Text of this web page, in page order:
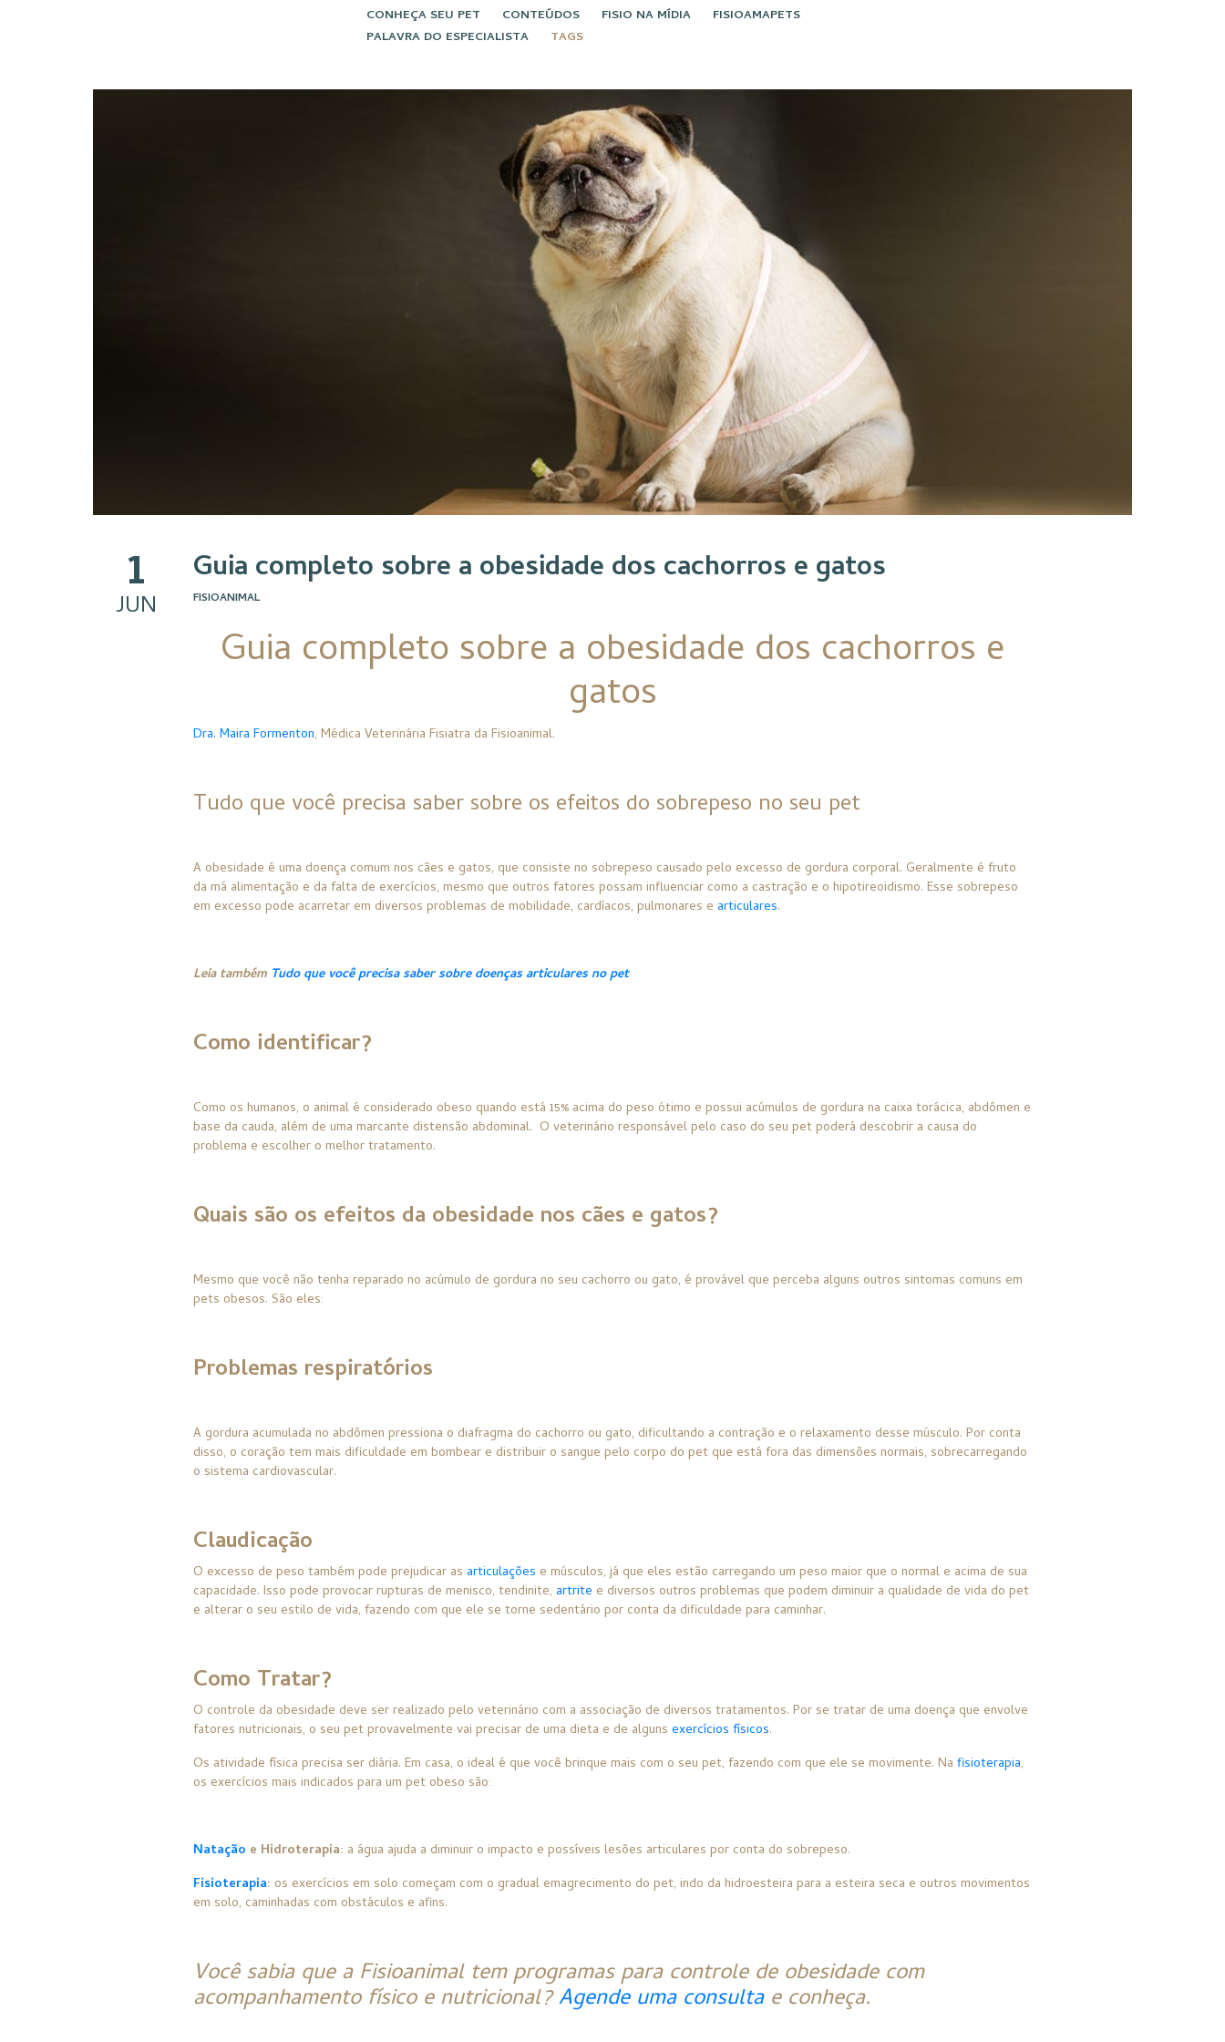
CONHEÇA SEU PET CONTEÚDOS FISIO NA MÍDIA
FISIOAMAPETS
PALAVRA DO ESPECIALISTA
TAGS
1
JUN
Guia completo sobre a obesidade dos cachorros e gatos
FISIOANIMAL
Guia completo sobre a obesidade dos cachorros e
gatos
Dra. Maira Formenton, Médica Veterinária Fisiatra da Fisioanimal.
Tudo que você precisa saber sobre os efeitos do sobrepeso no seu pet
A obesidade é uma doença comum nos cães e gatos, que consiste no sobrepeso causado pelo excesso de gordura corporal. Geralmente é fruto
da má alimentação e da falta de exercícios, mesmo que outros fatores possam influenciar como a castração e o hipotireoidismo. Esse sobrepeso
em excesso pode acarretar em diversos problemas de mobilidade, cardíacos, pulmonares e articulares.
Leia também Tudo que você precisa saber sobre doenças articulares no pet
Como identificar?
Como os humanos, o animal é considerado obeso quando está 15% acima do peso ótimo e possui acúmulos de gordura na caixa torácica, abdômen e
base da cauda, além de uma marcante distensão abdominal. O veterinário responsável pelo caso do seu pet poderá descobrir a causa do
problema e escolher o melhor tratamento.
Quais são os efeitos da obesidade nos cães e gatos?
Mesmo que você não tenha reparado no acúmulo de gordura no seu cachorro ou gato, é provável que perceba alguns outros sintomas comuns em
pets obesos. São eles:
Problemas respiratórios
A gordura acumulada no abdômen pressiona o diafragma do cachorro ou gato, dificultando a contração e o relaxamento desse músculo. Por conta
disso, o coração tem mais dificuldade em bombear e distribuir o sangue pelo corpo do pet que está fora das dimensões normais, sobrecarregando
o sistema cardiovascular.
Claudicação
O excesso de peso também pode prejudicar as articulações e músculos, já que eles estão carregando um peso maior que o normal e acima de sua
capacidade. Isso pode provocar rupturas de menisco, tendinite, artrite e diversos outros problemas que podem diminuir a qualidade de vida do pet
e alterar o seu estilo de vida, fazendo com que ele se torne sedentário por conta da dificuldade para caminhar.
Como Tratar?
O controle da obesidade deve ser realizado pelo veterinário com a associação de diversos tratamentos. Por se tratar de uma doença que envolve
fatores nutricionais, o seu pet provavelmente vai precisar de uma dieta e de alguns exercícios físicos.
Os atividade física precisa ser diária. Em casa, o ideal é que você brinque mais com o seu pet, fazendo com que ele se movimente. Na fisioterapia,
os exercícios mais indicados para um pet obeso são:
Natação e Hidroterapia: a água ajuda a diminuir o impacto e possíveis lesões articulares por conta do sobrepeso.
Fisioterapia: os exercícios em solo começam com o gradual emagrecimento do pet, indo da hidroesteira para a esteira seca e outros movimentos
em solo, caminhadas com obstáculos e afins.
Você sabia que a Fisioanimal tem programas para controle de obesidade com
acompanhamento físico e nutricional?Agende uma consultae conheça.